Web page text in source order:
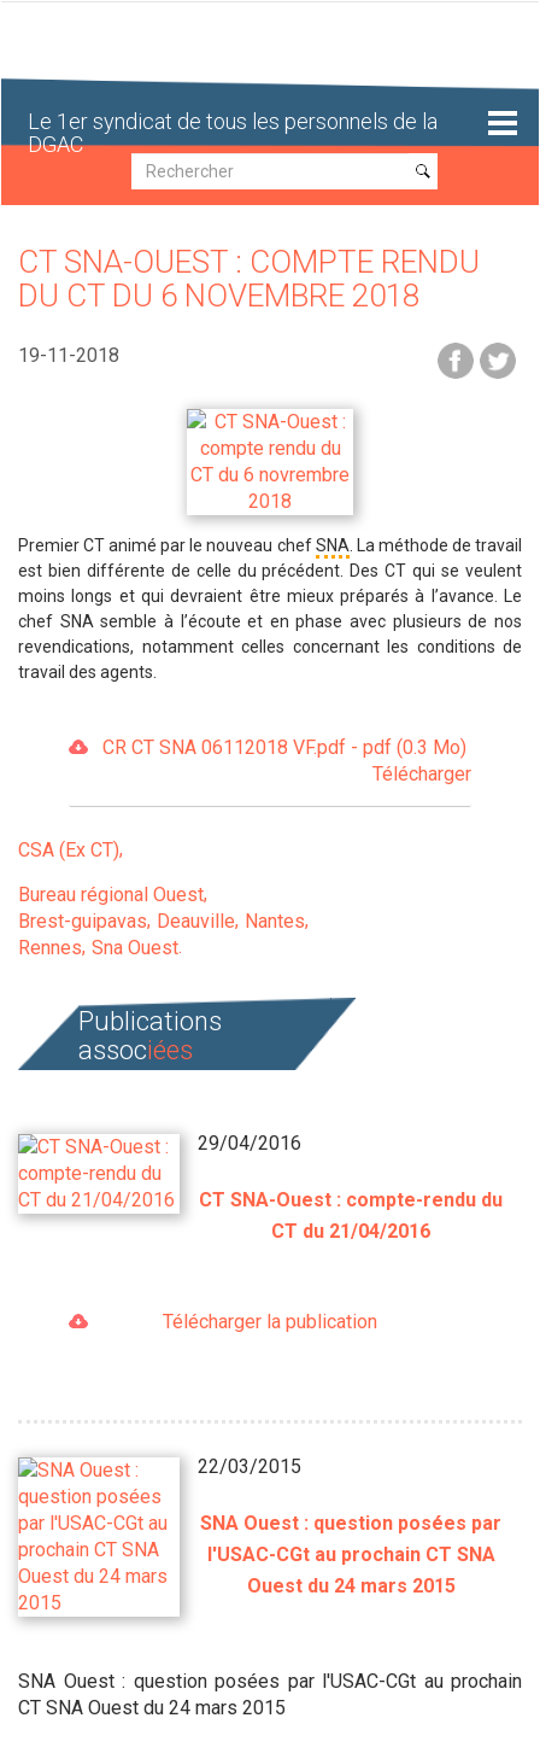
Le 1er syndicat de tous les personnels de la
DGAC
Recherche
Recherche
CT SNA-OUEST : COMPTE RENDU
DU CT DU 6 NOVEMBRE 2018
19-11-2018
Premier CT animé par le nouveau chefSNA . La méthode de travail
est bien différente de celle du précédent. Des CT qui se veulent
moins longs et qui devraient être mieux préparés à l’avance. Le
chef SNA semble à l’écoute et en phase avec plusieurs de nos
revendications, notamment celles concernant les conditions de
travail des agents.
CR CT SNA 06112018 VF.pdf - pdf (0.3 Mo)
Télécharger
CSA (Ex CT)
Bureau régional Ouest
Brest-guipavas Deauville Nantes
Rennes Sna Ouest
Publications
associées
29/04/2016
CT SNA-Ouest : compte-rendu du
CT du 21/04/2016
Télécharger la publication
22/03/2015
SNA Ouest : question posées par
l'USAC-CGt au prochain CT SNA
Ouest du 24 mars 2015
SNA Ouest : question posées par l'USAC-CGt au prochain
CT SNA Ouest du 24 mars 2015